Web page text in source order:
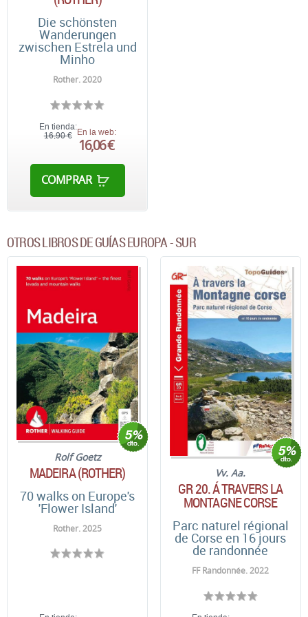
Die schönsten
Wanderungen
zwischen Estrela und
Minho
Rother. 2020
En tienda:
16,90 € En la web:
16,06 €
COMPRAR
OTROS LIBROS DE GUÍAS EUROPA - SUR
Rolf Goetz
MADEIRA (ROTHER)
70 walks on Europe's
'Flower Island'
Rother. 2025
Vv. Aa.
GR 20. Á TRAVERS LA
MONTAGNE CORSE
Parc naturel régional
de Corse en 16 jours
de randonnée
FF Randonnée. 2022